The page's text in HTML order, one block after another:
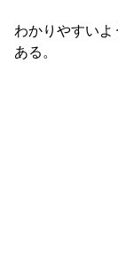
わかりやすい
ある。